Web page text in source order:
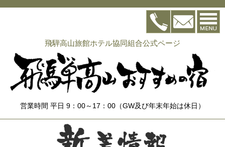
飛騨高山旅館ホテル協同組合公式ページ
営業時間 平日 9：00～17：00（GW及び年末年始は休日）